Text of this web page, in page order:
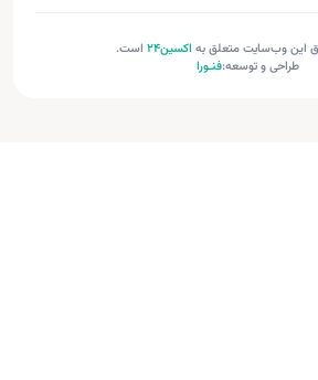
این وب‌سایت متعلق به اکسین‌24
است.
طراحی و توسعه:فنـورا